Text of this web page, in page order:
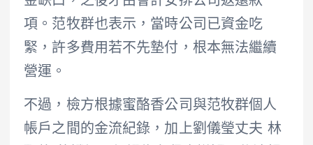
項。范牧群也表示，當時公司已資金吃
緊，許多費用若不先墊付，根本無法繼續
營運。
不過，檢方根據蜜酪香公司與范牧群個人
帳戶之間的金流紀錄，加上劉儀瑩丈夫 林